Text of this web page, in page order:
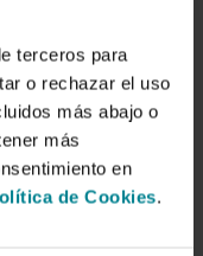
terceros para
o rechazar el uso
más abajo o
más
en
de Cookies.